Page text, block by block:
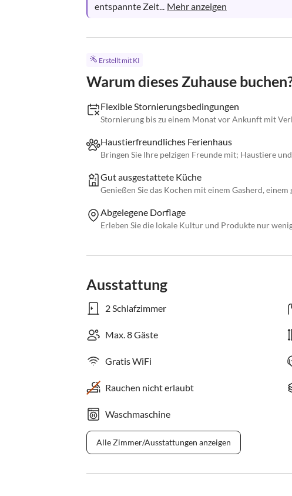
entspannte Zeit... Mehr anzeigen
Erstellt mit KI
Warum dieses Zuhause
Flexible Stornierungsbedingungen
Stornierung bis zu einem Monat vor Ankunft mit
Haustierfreundliches Ferienhaus
Bringen Sie Ihre pelzigen Freunde mit; Haustiere
Gut ausgestattete Küche
Genießen Sie das Kochen mit einem Gasherd,
Abgelegene Dorflage
Erleben Sie die lokale Kultur und Produkte nur
Ausstattung
2 Schlafzimmer
Max. 8 Gäste
Gratis WiFi
Rauchen nicht erlaubt
Waschmaschine
Alle Zimmer/Ausstattungen anzeigen